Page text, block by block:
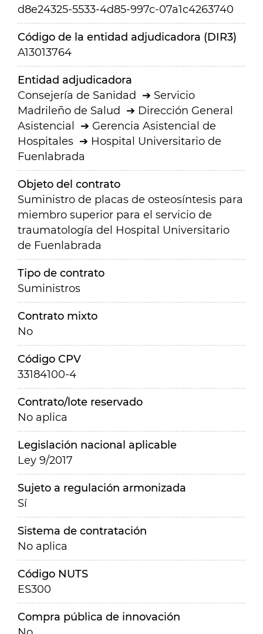
d8e24325-5533-4d85-997c-07a1c4263740
Código de la entidad adjudicadora (DIR3)
A13013764
Entidad adjudicadora
Consejería de Sanidad
Servicio
Madrileño de Salud
Dirección General
Asistencial
Gerencia Asistencial de
Hospitales
Hospital Universitario de
Fuenlabrada
Objeto del contrato
Suministro de placas de osteosíntesis para
miembro superior para el servicio de
traumatología del Hospital Universitario
de Fuenlabrada
Tipo de contrato
Suministros
Contrato mixto
No
Código CPV
33184100-4
Contrato/lote reservado
No aplica
Legislación nacional aplicable
Ley 9/2017
Sujeto a regulación armonizada
Sí
Sistema de contratación
No aplica
Código NUTS
ES300
Compra pública de innovación